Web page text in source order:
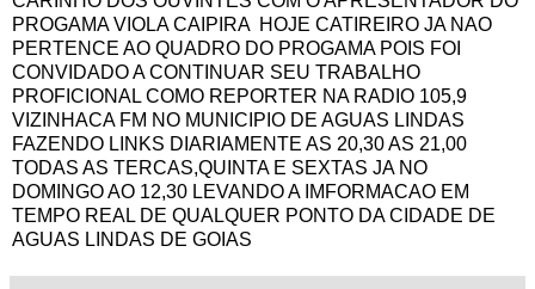
PROGAMA VIOLA CAIPIRA HOJE CATIREIRO JA NAO
PERTENCE AO QUADRO DO PROGAMA POIS FOI
CONVIDADO A CONTINUAR SEU TRABALHO
PROFICIONAL COMO REPORTER NA RADIO 105,9
VIZINHACA FM NO MUNICIPIO DE AGUAS LINDAS
FAZENDO LINKS DIARIAMENTE AS 20,30 AS 21,00
TODAS AS TERCAS,QUINTA E SEXTAS JA NO
DOMINGO AO 12,30 LEVANDO A IMFORMACAO EM
TEMPO REAL DE QUALQUER PONTO DA CIDADE DE
AGUAS LINDAS DE GOIAS